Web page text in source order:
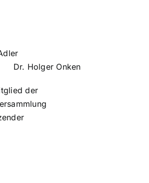
Adler
Onken
der